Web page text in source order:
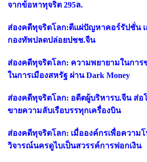
จากข้อหาทุจริต 295ล.
ส่องคดีทุจริตโลก:ตีแผ่ปัญหาคอร์รัปชั่น เ
กองทัพปลดปล่อยปชช.จีน
ส่องคดีทุจริตโลก: ความพยายามในกา
ในการเมืองสหรัฐ ผ่าน Dark Money
ส่องคดีทุจริตโลก: อดีตผู้บริหารบ.จีน ส่
ขายความลับเรือบรรทุกเครื่องบิน
ส่องคดีทุจริตโลก: เมื่อองค์กรเพื่อความ
วิจารณ์นครดูไบเป็นสวรรค์การฟอกเงิน